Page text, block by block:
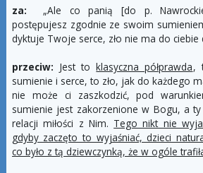
za:
„Ale co panią [do p.
postępujesz zgodnie ze swoim
dyktuje Twoje serce, zło nie ma do ciebie
przeciw: Jest toklasyczna półprawda,
sumienie i serce, to zło, jak do każdego
nie może ci zaszkodzić, pod
sumienie jest zakorzenione w Bogu, a
relacji miłości z Nim. Tego nikt nie
gdyby zaczęto to wyjaśniać, dzieci
co było z tą dziewczynką, że w ogóle